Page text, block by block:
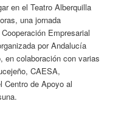
en el Teatro Alberquilla
una jornada
Empresarial
por Andalucía
en colaboración con varias
CAESA,
Centro de Apoyo al